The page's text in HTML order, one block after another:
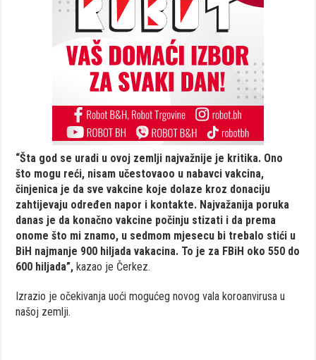
“Šta god se uradi u ovoj zemlji najvažnije je kritika. Ono
što mogu reći, nisam učestovaoo u nabavci vakcina,
činjenica je da sve vakcine koje dolaze kroz donaciju
zahtijevaju određen napor i kontakte. Najvažanija poruka
danas je da konačno vakcine počinju stizati i da prema
onome što mi znamo, u sedmom mjesecu bi trebalo stići u
BiH najmanje 900 hiljada vakacina. To je za FBiH oko 550 do
600 hiljada”, kazao je Čerkez.
Izrazio je očekivanja uoći mogućeg novog vala koroanvirusa u
našoj zemlji.